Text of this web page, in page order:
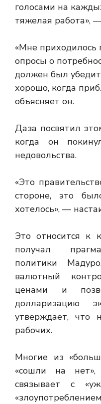
голосами на
тяжелая работа»,
«Мне приходилось
опросы о
должен был
хорошо, когда
объясняет он.
Даза посвятил
когда он
недовольства.
«Это
стороне, это
хотелось», —
Это относится к
получал
политики
валютный
ценами и
долларизацию
утверждает, что
рабочих.
Многие из
«сошли на
связывает с